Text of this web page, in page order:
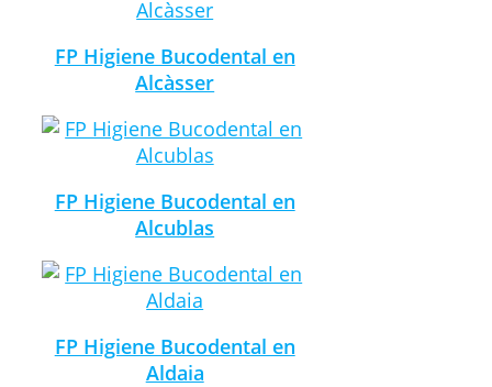
FP Higiene Bucodental en
Alcàsser
FP Higiene Bucodental en
Alcublas
FP Higiene Bucodental en
Aldaia